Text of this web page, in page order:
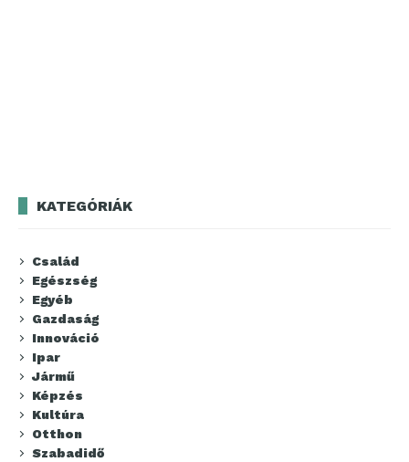
KATEGÓRIÁK
Család
Egészség
Egyéb
Gazdaság
Innováció
Ipar
Jármű
Képzés
Kultúra
Otthon
Szabadidő